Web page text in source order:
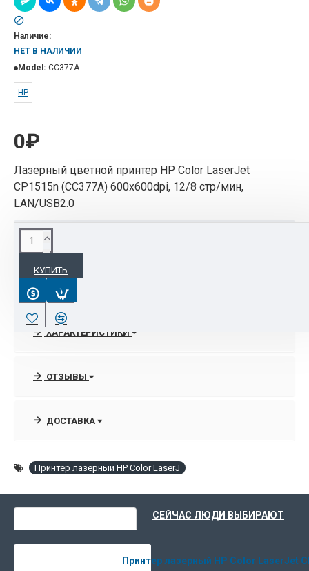
0₽
Наличие:
НЕТ В НАЛИЧИИ
Model: CC377A
HP
Лазерный цветной принтер HP Color LaserJet
CP1515n (CC377A) 600x600dpi, 12/8 стр/мин,
LAN/USB2.0
КУПИТЬ
ОПИСАНИЕ
Лазерный цветной принтер HP Color LaserJet
CP1515n (CC377A) 600x600dpi, 12/8 стр/мин,
LAN/USB2.0
ХАРАКТЕРИСТИКИ
ОТЗЫВЫ
ДОСТАВКА
Принтер лазерный HP Color LaserJ
СЕЙЧАС ЛЮДИ ВЫБИРАЮТ
Принтер лазерный HP Color LaserJet